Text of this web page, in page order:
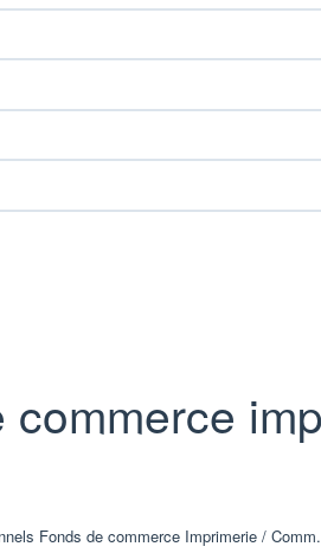
Fonds de commerce Imprimerie /